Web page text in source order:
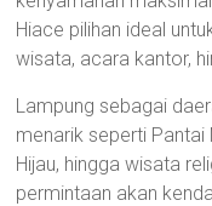
Hiace pilihan ideal
wisata, acara kantor,
Lampung sebagai
menarik seperti Pantai
Hijau, hingga wisata
permintaan akan